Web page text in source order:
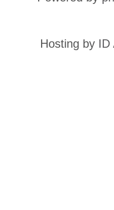
Hosting by ID